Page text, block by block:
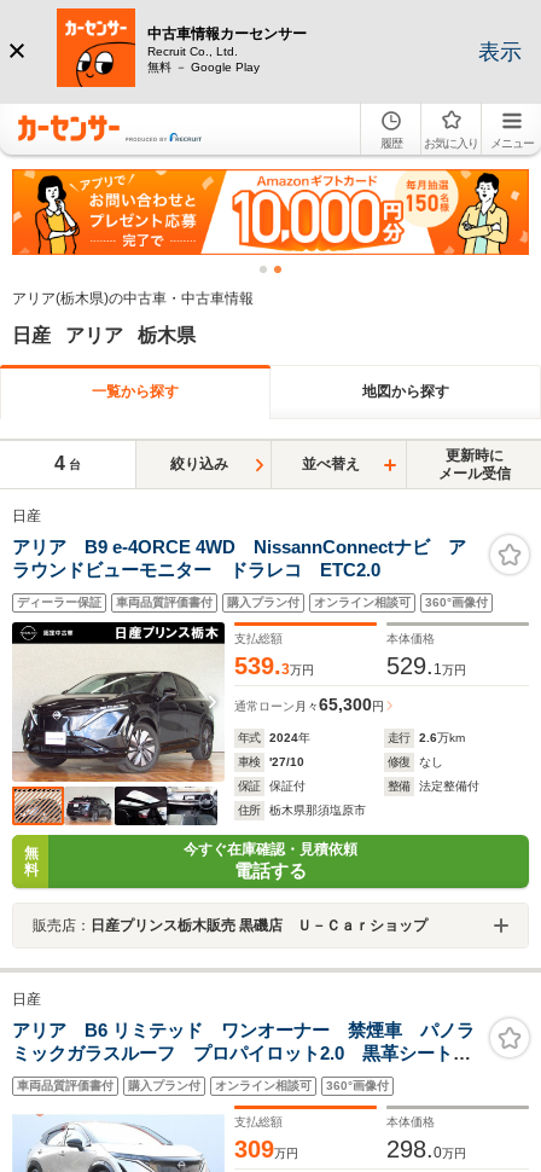
中古車情報カーセンサー
Recruit Co., Ltd.
無料 － Google Play
表示
履歴 お気に入り メニュー
アリア(栃木県)の中古車・中古車情報
日産 アリア 栃木県
一覧から探す 地図から探す
4 台 絞り込み 並べ替え
更新時に
メール受信
日産
アリア B9 e-4ORCE 4WD NissannConnectナビ ア
ラウンドビューモニター ドラレコ ETC2.0
ディーラー保証 車両品質評価書付 購入プラン付 オンライン相談可 360°画像付
支払総額
539.3万円
本体価格
529. 1万円
通常ローン 月々65,300円
年式 2024年 走行 2.6万km
車検
'27/10 修復
なし
保証
保証付 整備
法定整備付
住所
栃木県那須塩原市
無
料
今すぐ在庫確認・見積依頼
電話する
販売店： 日産プリンス栃木販売 黒磯店 Ｕ－Ｃａｒショップ
日産
アリア B6 リミテッド ワンオーナー 禁煙車 パノラ
ミックガラスルーフ プロパイロット2.0 黒革シート
BOSEサウンドシステム 純正12.3インチディスプレイナ
ビ アラウンドビューモニター ベンチレーション
ETC2.0
車両品質評価書付 購入プラン付 オンライン相談可 360°画像付
支払総額
309万円
本体価格
298.0万円